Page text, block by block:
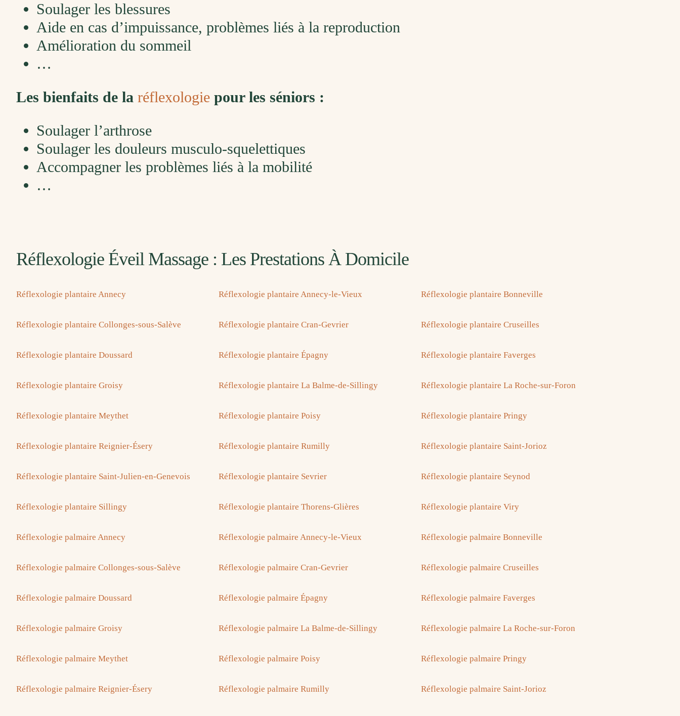
Soulager les blessures
Aide en cas d’impuissance, problèmes liés à la reproduction
Amélioration du sommeil
…
Les bienfaits de la réflexologie pour les séniors :
Soulager l’arthrose
Soulager les douleurs musculo-squelettiques
Accompagner les problèmes liés à la mobilité
…
Réflexologie Éveil Massage : Les Prestations À Domicile
Réflexologie plantaire Annecy Réflexologie plantaire Annecy-le-Vieux Réflexologie plantaire Bonneville
Réflexologie plantaire Collonges-sous-Salève Réflexologie plantaire Cran-Gevrier Réflexologie plantaire Cruseilles
Réflexologie plantaire Doussard Réflexologie plantaire Épagny Réflexologie plantaire Faverges
Réflexologie plantaire Groisy Réflexologie plantaire La Balme-de-Sillingy Réflexologie plantaire La Roche-sur-Foron
Réflexologie plantaire Meythet Réflexologie plantaire Poisy Réflexologie plantaire Pringy
Réflexologie plantaire Reignier-Ésery Réflexologie plantaire Rumilly Réflexologie plantaire Saint-Jorioz
Réflexologie plantaire Saint-Julien-en-Genevois Réflexologie plantaire Sevrier Réflexologie plantaire Seynod
Réflexologie plantaire Sillingy Réflexologie plantaire Thorens-Glières Réflexologie plantaire Viry
Réflexologie palmaire Annecy Réflexologie palmaire Annecy-le-Vieux Réflexologie palmaire Bonneville
Réflexologie palmaire Collonges-sous-Salève Réflexologie palmaire Cran-Gevrier Réflexologie palmaire Cruseilles
Réflexologie palmaire Doussard Réflexologie palmaire Épagny Réflexologie palmaire Faverges
Réflexologie palmaire Groisy Réflexologie palmaire La Balme-de-Sillingy Réflexologie palmaire La Roche-sur-Foron
Réflexologie palmaire Meythet Réflexologie palmaire Poisy Réflexologie palmaire Pringy
Réflexologie palmaire Reignier-Ésery Réflexologie palmaire Rumilly Réflexologie palmaire Saint-Jorioz